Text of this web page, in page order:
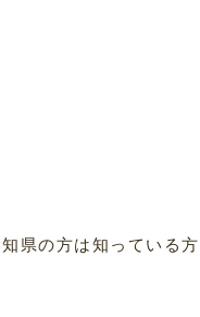
県の方は知っている